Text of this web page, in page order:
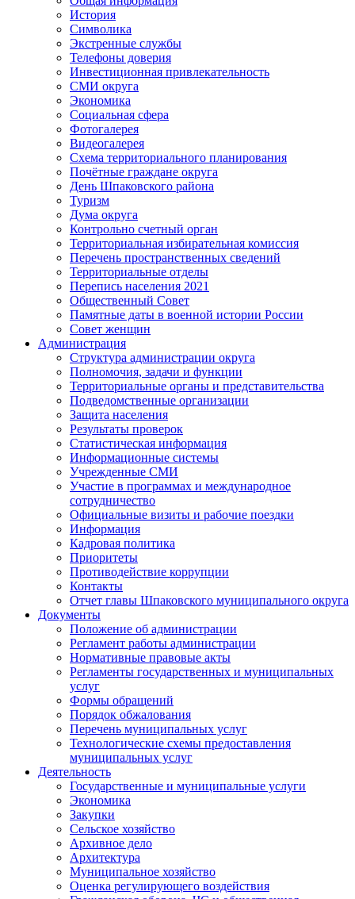
История
Символика
Экстренные службы
Телефоны доверия
Инвестиционная привлекательность
СМИ округа
Экономика
Социальная сфера
Фотогалерея
Видеогалерея
Схема территориального планирования
Почётные граждане округа
День Шпаковского района
Туризм
Дума округа
Контрольно счетный орган
Территориальная избирательная комиссия
Перечень пространственных сведений
Территориальные отделы
Перепись населения 2021
Общественный Совет
Памятные даты в военной истории России
Совет женщин
Администрация
Структура администрации округа
Полномочия, задачи и функции
Территориальные органы и представительства
Подведомственные организации
Защита населения
Результаты проверок
Статистическая информация
Информационные системы
Учрежденные СМИ
Участие в программах и международное
сотрудничество
Официальные визиты и рабочие поездки
Информация
Кадровая политика
Приоритеты
Противодействие коррупции
Контакты
Отчет главы Шпаковского муниципального округа
Документы
Положение об администрации
Регламент работы администрации
Нормативные правовые акты
Регламенты государственных и муниципальных
услуг
Формы обращений
Порядок обжалования
Перечень муниципальных услуг
Технологические схемы предоставления
муниципальных услуг
Деятельность
Государственные и муниципальные услуги
Экономика
Закупки
Сельское хозяйство
Архивное дело
Архитектура
Муниципальное хозяйство
Оценка регулирующего воздействия